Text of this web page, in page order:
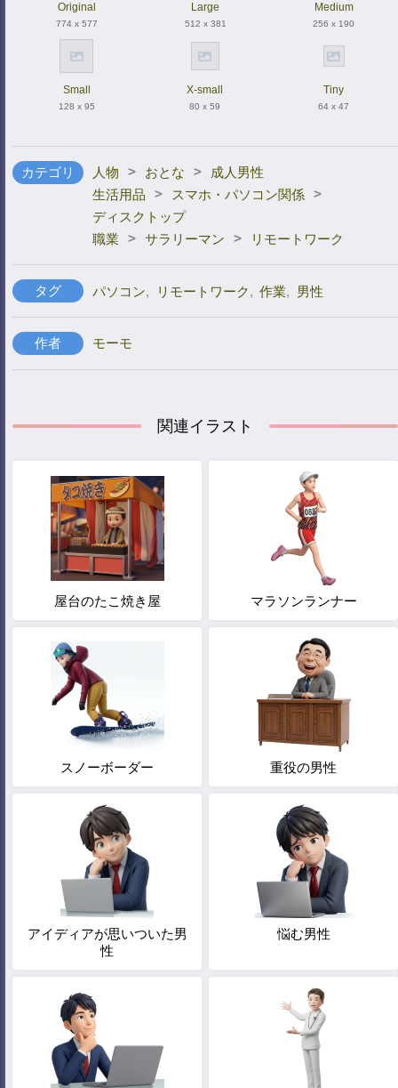
Original
774 x 577
Large
512 x 381
Medium
256 x 190
Small
128 x 95
X-small
80 x 59
Tiny
64 x 47
カテゴリ 人物 > おとな >
成人男性
生活用品
> スマホ・パソコン関係 >
ディスクトップ
職業
> サラリーマン > リモートワーク
タグ パソコン, リモートワーク, 作業, 男性
作者 モーモ
関連イラスト
屋台のたこ焼き屋 マラソンランナー
スノーボーダー 重役の男性
アイディアが思いついた男
性
悩む男性